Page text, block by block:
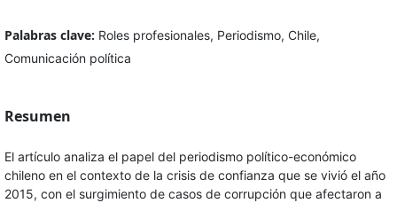
Palabras clave: Roles profesionales, Periodismo, Chile,
Comunicación política
Resumen
El artículo analiza el papel del periodismo político-económico
chileno en el contexto de la crisis de confianza que se vivió el año
2015, con el surgimiento de casos de corrupción que afectaron a